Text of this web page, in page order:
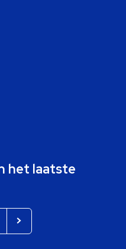
het laatste